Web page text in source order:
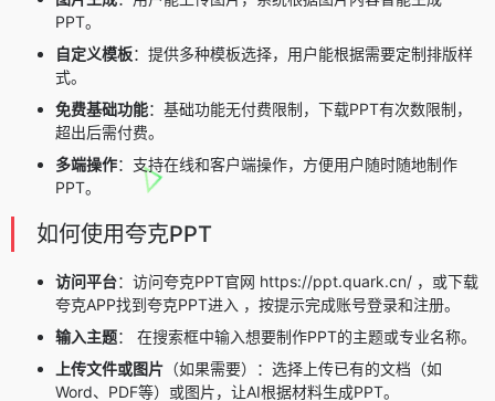
PPT。
自定义模板：提供多种模板选择，用户能根据需要定制排版样
式。
免费基础功能：基础功能无付费限制，下载PPT有次数限制，
超出后需付费。
多端操作：支持在线和客户端操作，方便用户随时随地制作
PPT。
如何使用夸克PPT
访问平台：访问夸克PPT官网 https://ppt.quark.cn/ ，或下载
夸克APP找到夸克PPT进入 ，按提示完成账号登录和注册。
输入主题： 在搜索框中输入想要制作PPT的主题或专业名称。
上传文件或图片 （如果需要）：选择上传已有的文档（如
Word、PDF等）或图片，让AI根据材料生成PPT。